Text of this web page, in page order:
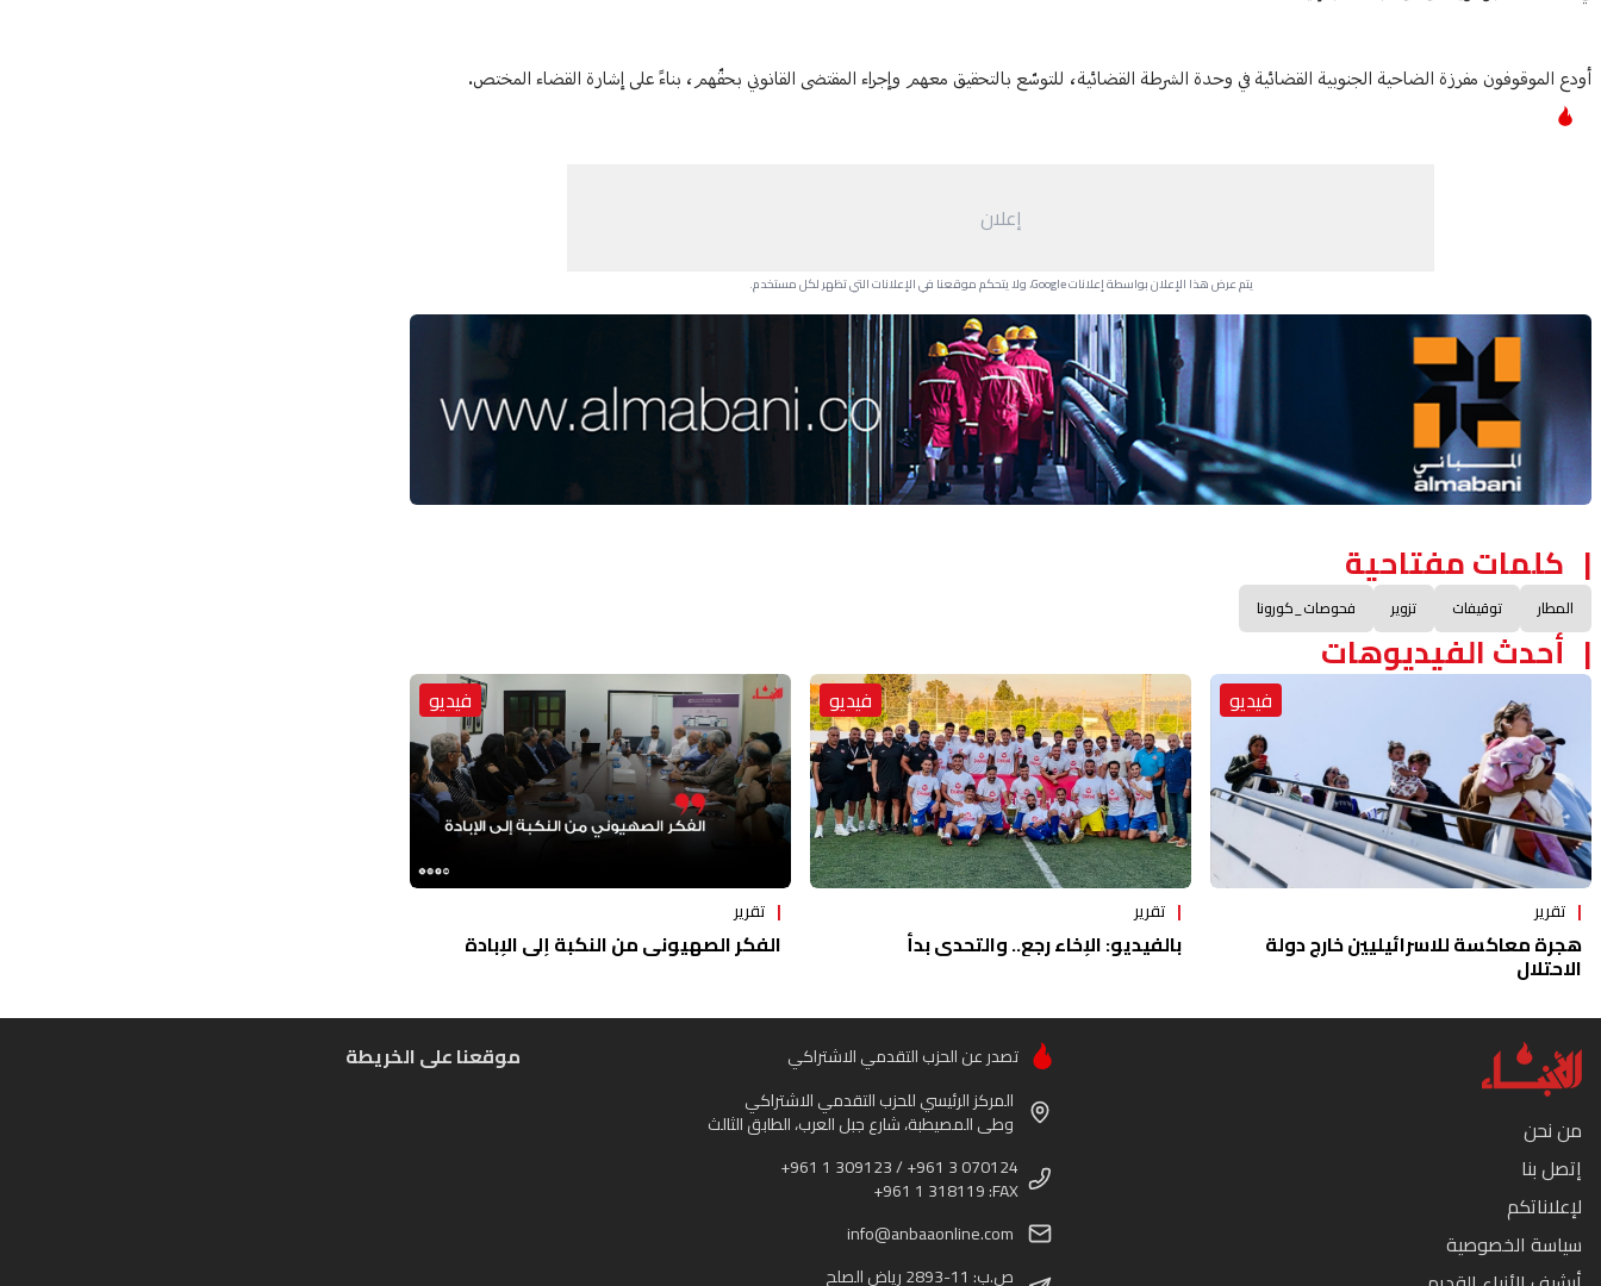
أودع الموقوفون مفرزة الضاحية الجنوبية القضائية في وحدة الشرطة القضائية، للتوسّع بالتحقيق معهم وإجراء المقتضى القانوني بحقّهم، بناءً على إشارة القضاء المختص.
إعلان
يتم عرض هذا الإعلان بواسطة إعلانات Google، ولا يتحكم موقعنا في الإعلانات التي تظهر لكل مستخدم.
Advertisement Section
كلمات مفتاحية
المطار توقيفات تزوير فحوصات_كورونا
أحدث الفيديوهات
فيديو
تقرير
هجرة معاكسة للاسرائيليين خارج دولة
الاحتلال
فيديو
تقرير
بالفيديو: الإخاء رجع.. والتحدي بدأ
فيديو
تقرير
الفكر الصهيوني من النكبة إلى الإبادة
من نحن
إتصل بنا
لإعلاناتكم
سياسة الخصوصية
تصدر عن الحزب التقدمي الاشتراكي
المركز الرئيسي للحزب التقدمي الاشتراكي
وطى المصيطبة، شارع جبل العرب، الطابق الثالث
+961 1 309123 / +961 3 070124
+961 1 318119 :FAX
info@anbaaonline.com
ص.ب: 11-2893 رياض الصلح
موقعنا على الخريطة